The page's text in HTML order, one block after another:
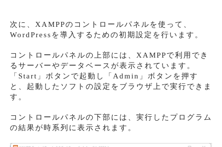
次に、XAMPPのコントロールパネルを使って、
WordPressを導入するための初期設定を行います。
コントロールパネルの上部には、XAMPPで利用でき
るサーバーやデータベースが表示されています。
「Start」ボタンで起動し「Admin」ボタンを押す
と、起動したソフトの設定をブラウザ上で実行できま
す。
コントロールパネルの下部には、実行したプログラム
の結果が時系列に表示されます。